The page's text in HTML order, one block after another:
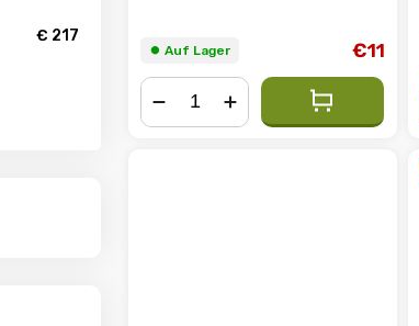
€ 217
⏺︎ Auf Lager €11